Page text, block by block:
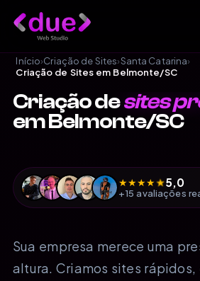
Início›Criação de Sites›Santa Catarina›
Criação de Sites em Belmonte/SC
Criação desites
em Belmonte/SC
★★★★★5,0
+15 avaliações
Sua empresa merece uma
altura. Criamos sites rápidos,